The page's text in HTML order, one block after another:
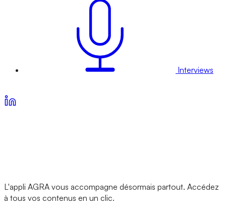
Interviews
L'appli AGRA vous accompagne désormais partout. Accédez
à tous vos contenus en un clic.